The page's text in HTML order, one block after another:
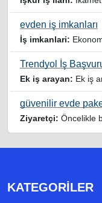
evden iş imkanları
İş imkanlari: Ekonomik sıkıntı yaşayan dar gelirli ailelere özellikle evde iş
Trendyol İş
Ek iş arayan: Ek iş
güvenilir evde
Ziyaretçi: Öncelikle bu konuya değindiğiz için teşekkür ederim maalesef bu tarzda yazılarla inanıp
KATEGORILER